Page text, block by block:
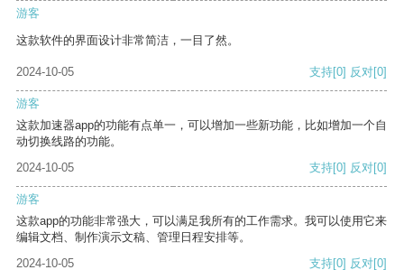
游客
这款软件的界面设计非常简洁，一目了然。
2024-10-05 支持[0] 反对[0]
游客
这款加速器app的功能有点单一，可以增加一些新功能，比如增加一个自
动切换线路的功能。
2024-10-05
支持[0] 反对[0]
游客
这款app的功能非常强大，可以满足我所有的工作需求。我可以使用它来
编辑文档、制作演示文稿、管理日程安排等。
2024-10-05
支持[0] 反对[0]